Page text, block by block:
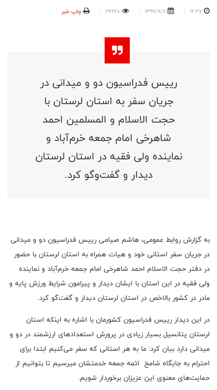
12:27
1399/11/11
26220 چاپ خبر
رییس فدراسیون دو و میدانی در
جریان سفر به استان لرستان با
حجت الاسلام و المسلمین احمد
شاهرخی امام جمعه خرم‌آباد و
نماینده ولی فقیه در استان لرستان
دیدار و گفت‌وگو کرد.
به گزارش روابط عمومی، هاشم صیامی رییس فدراسیون دو و میدانی
در جریان سفر استانی خود و هیات همراه به استان لرستان با حضور
در دفتر حجت الاسلام احمد شاهرخی امام جمعه خرم‌آباد و نماینده
ولی فقیه در این استان با ایشان دیدار و پیرامون شرایط ورزش پایه و
مادر در کشور بالاخص در استان لرستان دیدار و گفت‌گو کرد.
در این دیدار رییس فدراسیون کشورمان با اشاره به اینکه استان
لرستان پتانسیل بسیار زیادی در پرورش استعداد‌های ارزشمند در دو و
میدانی دارد بیان کرد: ما به هر استانی که سفر می‌کنیم ابتدا برای
احترام به جایگاه شامخ ائمه جمعه خدمتشان میرسیم تا بتوانیم از
حمایت‌های معنوی این عزیزان برخوردار شویم.